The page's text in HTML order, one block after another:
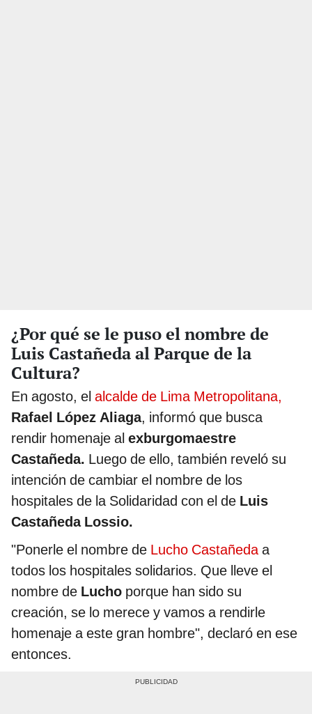
¿Por qué se le puso el nombre de
Luis Castañeda al Parque de la
Cultura?
En agosto, el alcalde de Lima Metropolitana,
Rafael López Aliaga, informó que busca
rendir homenaje al exburgomaestre
Castañeda. Luego de ello, también reveló su
intención de cambiar el nombre de los
hospitales de la Solidaridad con el de Luis
Castañeda Lossio.
"Ponerle el nombre de Lucho Castañedaa
todos los hospitales solidarios. Que lleve el
nombre de Lucho porque han sido su
creación, se lo merece y vamos a rendirle
homenaje a este gran hombre", declaró en ese
entonces.